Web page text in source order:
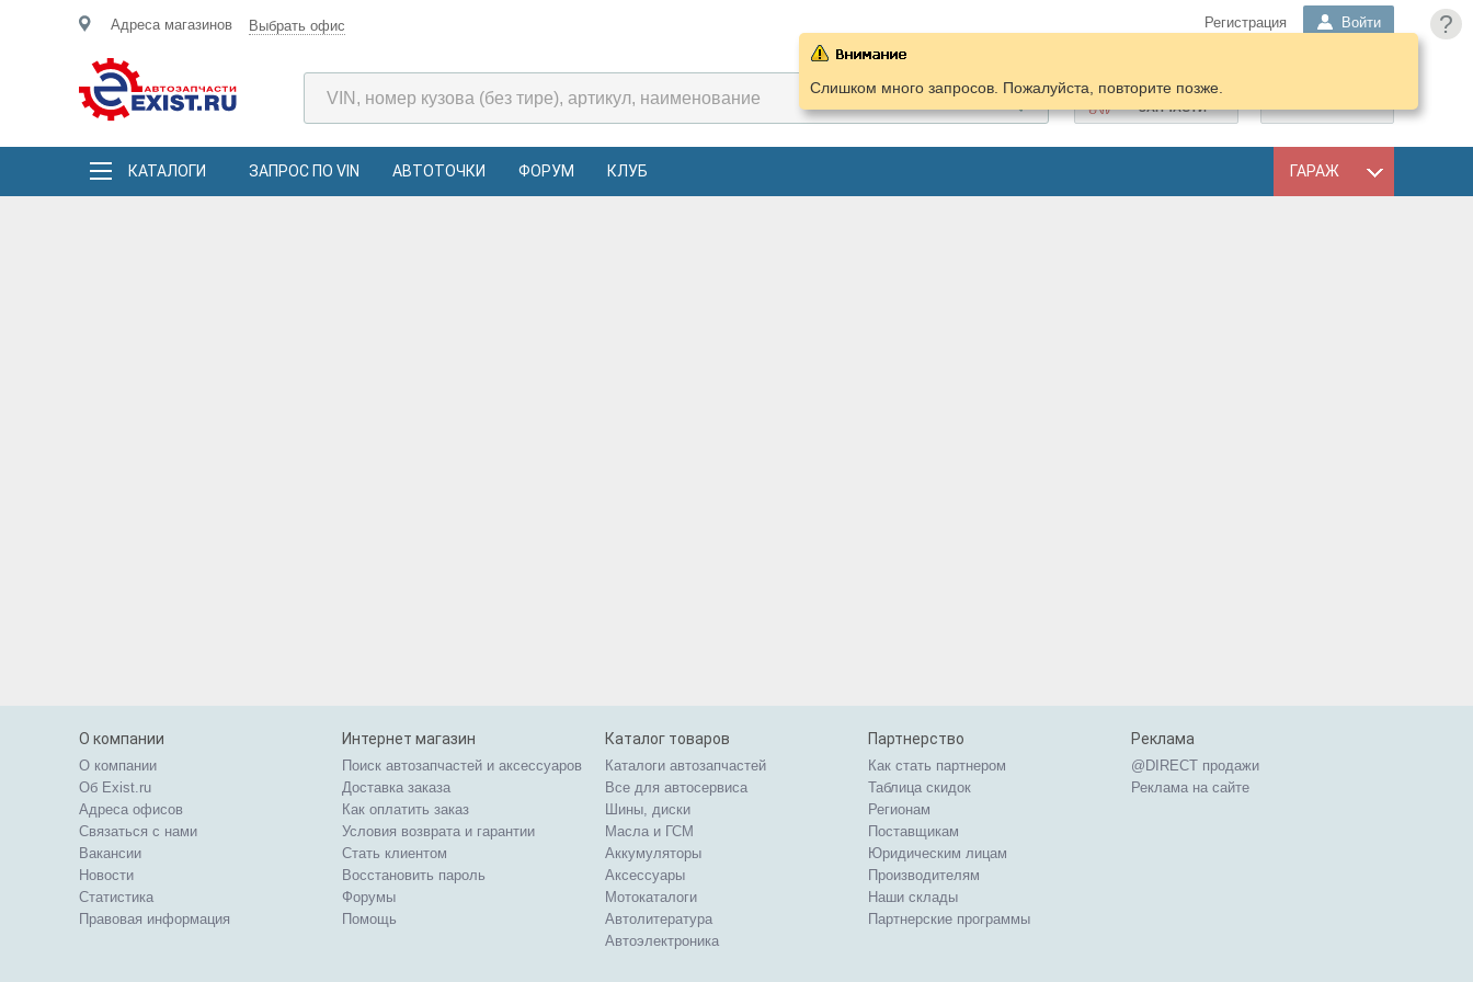
?
Адреса магазинов Выбрать офис Регистрация Войти
ПОДОБРАТЬ
ЗАПЧАСТИ
КАТАЛОГИ ЗАПРОС ПО VIN АВТОТОЧКИ ФОРУМ КЛУБ ГАРАЖ
Слишком много запросов. Пожалуйста, повторите позже.
О компании
О компании
Об Exist.ru
Адреса офисов
Связаться с нами
Вакансии
Новости
Статистика
Правовая информация
Интернет магазин
Поиск автозапчастей и аксессуаров
Доставка заказа
Как оплатить заказ
Условия возврата и гарантии
Стать клиентом
Восстановить пароль
Форумы
Помощь
Каталог товаров
Каталоги автозапчастей
Все для автосервиса
Шины, диски
Масла и ГСМ
Аккумуляторы
Аксессуары
Мотокаталоги
Автолитература
Автоэлектроника
Партнерство
Как стать партнером
Таблица скидок
Регионам
Поставщикам
Юридическим лицам
Производителям
Наши склады
Партнерские программы
Реклама
@DIRECT продажи
Реклама на сайте